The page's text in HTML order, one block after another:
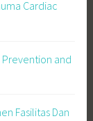
Cardiac
and
Fasilitas Dan